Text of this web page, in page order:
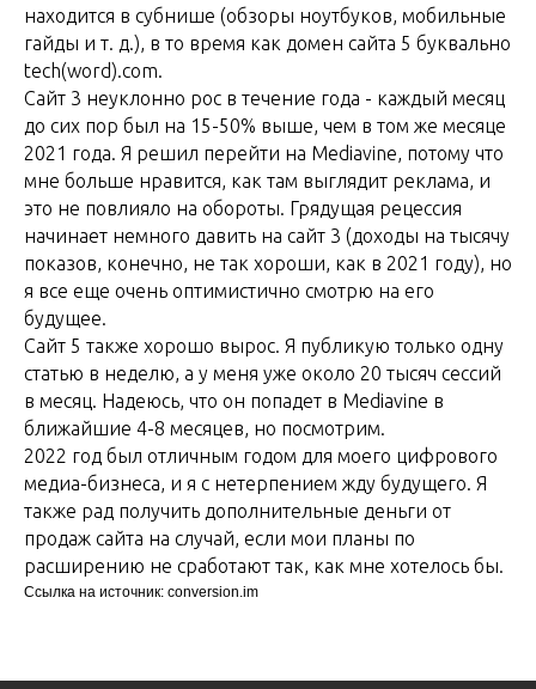
находится в субнише (обзоры ноутбуков, мобильные
гайды и т. д.), в то время как домен сайта 5 буквально
tech(word).com.
Сайт 3 неуклонно рос в течение года - каждый месяц
до сих пор был на 15-50% выше, чем в том же месяце
2021 года. Я решил перейти на Mediavine, потому что
мне больше нравится, как там выглядит реклама, и
это не повлияло на обороты. Грядущая рецессия
начинает немного давить на сайт 3 (доходы на тысячу
показов, конечно, не так хороши, как в 2021 году), но
я все еще очень оптимистично смотрю на его
будущее.
Сайт 5 также хорошо вырос. Я публикую только одну
статью в неделю, а у меня уже около 20 тысяч сессий
в месяц. Надеюсь, что он попадет в Mediavine в
ближайшие 4-8 месяцев, но посмотрим.
2022 год был отличным годом для моего цифрового
медиа-бизнеса, и я с нетерпением жду будущего. Я
также рад получить дополнительные деньги от
продаж сайта на случай, если мои планы по
расширению не сработают так, как мне хотелось бы.
Ссылка на источник: conversion.im